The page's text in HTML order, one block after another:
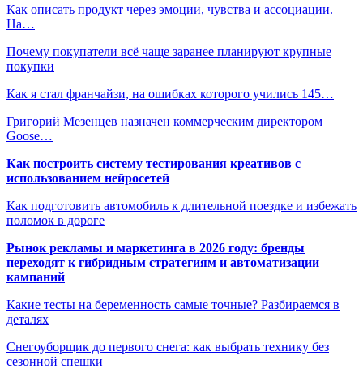
Как описать продукт через эмоции, чувства и ассоциации.
На…
Почему покупатели всё чаще заранее планируют крупные
покупки
Как я стал франчайзи, на ошибках которого учились 145…
Григорий Мезенцев назначен коммерческим директором
Goose…
Как построить систему тестирования креативов с
использованием нейросетей
Как подготовить автомобиль к длительной поездке и избежать
поломок в дороге
Рынок рекламы и маркетинга в 2026 году: бренды
переходят к гибридным стратегиям и автоматизации
кампаний
Какие тесты на беременность самые точные? Разбираемся в
деталях
Снегоуборщик до первого снега: как выбрать технику без
сезонной спешки